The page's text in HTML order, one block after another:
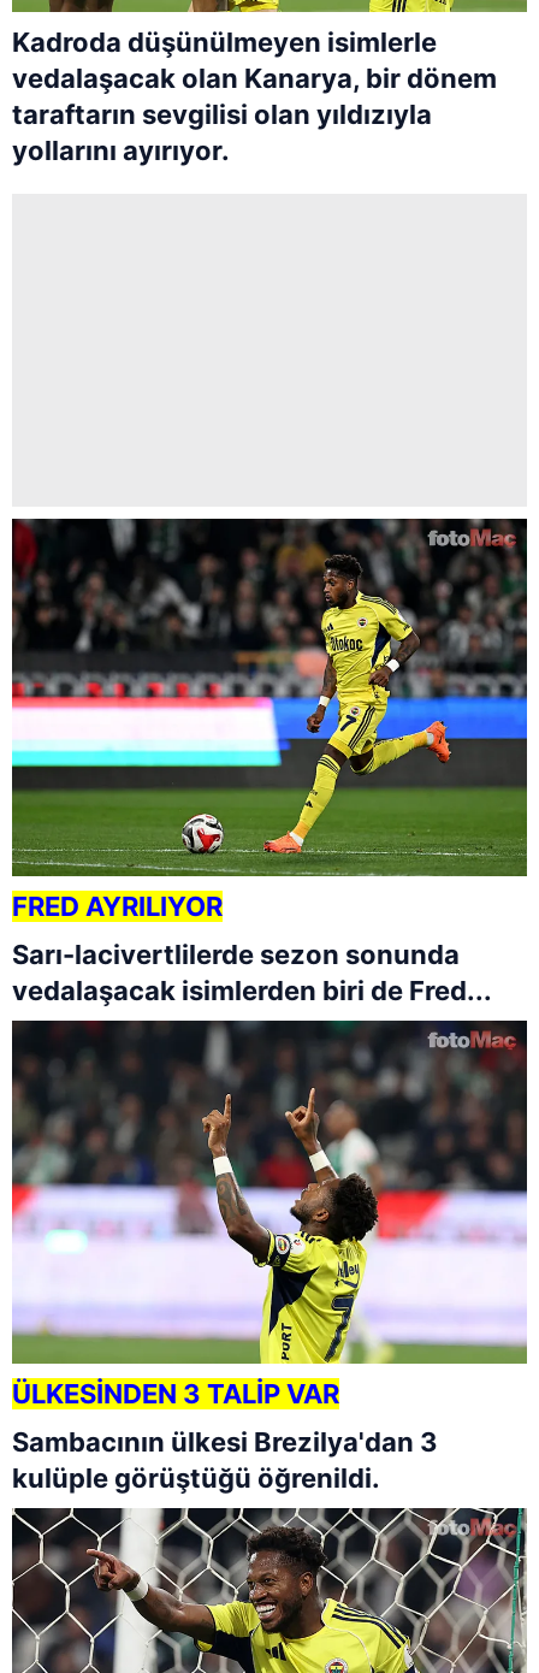
Kadroda düşünülmeyen isimlerle
vedalaşacak olan Kanarya, bir dönem
taraftarın sevgilisi olan yıldızıyla
yollarını ayırıyor.
FRED AYRILIYOR
Sarı-lacivertlilerde sezon sonunda
vedalaşacak isimlerden biri de Fred...
ÜLKESİNDEN 3 TALİP VAR
Sambacının ülkesi Brezilya'dan 3
kulüple görüştüğü öğrenildi.